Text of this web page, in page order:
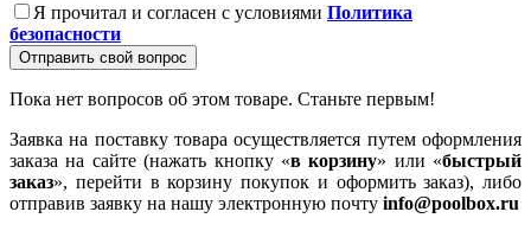
Я прочитал и согласен с условиями Политика
безопасности
Отправить свой вопрос
Пока нет вопросов об этом товаре. Станьте первым!
Заявка на поставку товара осуществляется путем оформления
заказа на сайте (нажать кнопку «в корзину» или «быстрый
заказ», перейти в корзину покупок и оформить заказ), либо
отправив заявку на нашу электронную почту info@poolbox.ru